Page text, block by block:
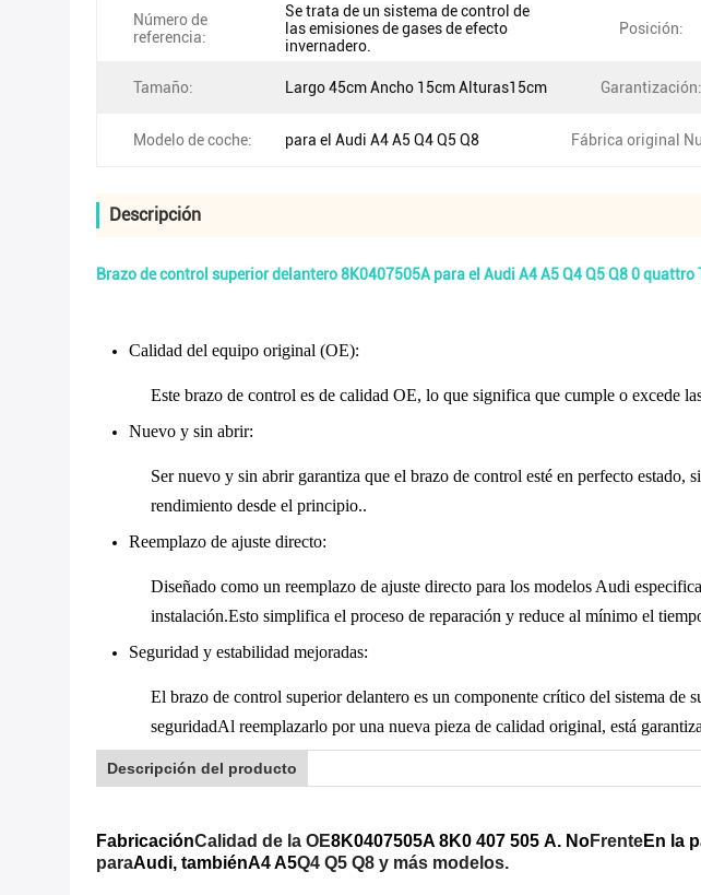
Número de
referencia:
Se trata de un sistema de control de
las emisiones de gases de efecto
invernadero.
Posición:
Tamaño: Largo 45cm Ancho 15cm Alturas15cm Garantización:
Modelo de coche: para el Audi A4 A5 Q4 Q5 Q8 Fábrica original
Descripción
Brazo de control superior delantero 8K0407505A para el Audi A4 A5 Q4 Q5 Q8 0 quattro
Calidad del equipo original (OE):
Este brazo de control es de calidad OE, lo que significa que cumple o excede
Nuevo y sin abrir:
Ser nuevo y sin abrir garantiza que el brazo de control esté en perfecto
rendimiento desde el principio..
Reemplazo de ajuste directo:
Diseñado como un reemplazo de ajuste directo para los modelos Audi
instalación.Esto simplifica el proceso de reparación y reduce al mínimo el
Seguridad y estabilidad mejoradas:
El brazo de control superior delantero es un componente crítico del sistema de
seguridadAl reemplazarlo por una nueva pieza de calidad original, está
Descripción del producto
FabricaciónCalidad de la OE8K0407505A 8K0 407 505 A. NoFrenteEn la
paraAudi, tambiénA4 A5Q4 Q5 Q8 y más modelos.